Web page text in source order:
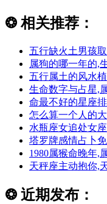
❂ 相关推荐：
五行缺火土男孩
属狗的哪一年的,
五行属土的风水
生命数字与占星,
命最不好的星座
怎么算一个人的
水瓶座女追处女
塔罗牌感情占卜
1980属猴命晚年,
天秤座主动抱你,
❂ 近期发布：